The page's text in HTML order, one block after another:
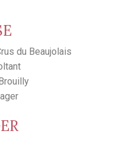
du Beaujolais